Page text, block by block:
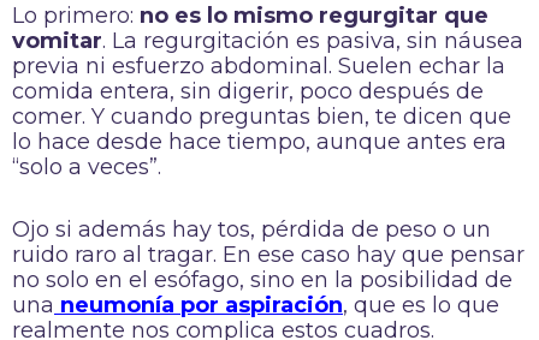
Lo primero: no es lo mismo regurgitar que
vomitar. La regurgitación es pasiva, sin náusea
previa ni esfuerzo abdominal. Suelen echar la
comida entera, sin digerir, poco después de
comer. Y cuando preguntas bien, te dicen que
lo hace desde hace tiempo, aunque antes era
“solo a veces”.
Ojo si además hay tos, pérdida de peso o un
ruido raro al tragar. En ese caso hay que pensar
no solo en el esófago, sino en la posibilidad de
una neumonía por aspiración, que es lo que
realmente nos complica estos cuadros.